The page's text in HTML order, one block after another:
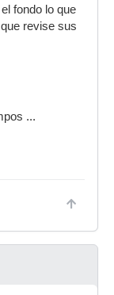
fondo lo que
revise sus
...